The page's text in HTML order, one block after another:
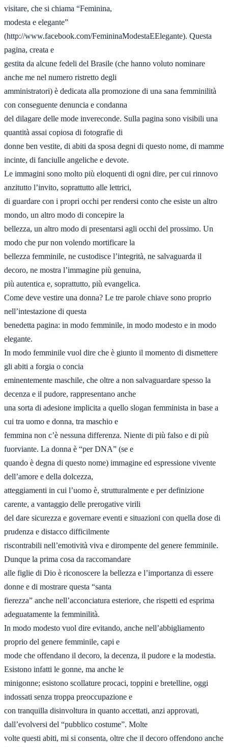
visitare, che si chiama “Feminina,
modesta e elegante”
(http://www.facebook.com/FemininaModestaEElegante). Questa
pagina, creata e
gestita da alcune fedeli del Brasile (che hanno voluto nominare
anche me nel numero ristretto degli
amministratori) è dedicata alla promozione di una sana femminilità
con conseguente denuncia e condanna
del dilagare delle mode invereconde. Sulla pagina sono visibili una
quantità assai copiosa di fotografie di
donne ben vestite, di abiti da sposa degni di questo nome, di mamme
incinte, di fanciulle angeliche e devote.
Le immagini sono molto più eloquenti di ogni dire, per cui rinnovo
anzitutto l’invito, soprattutto alle lettrici,
di guardare con i propri occhi per rendersi conto che esiste un altro
mondo, un altro modo di concepire la
bellezza, un altro modo di presentarsi agli occhi del prossimo. Un
modo che pur non volendo mortificare la
bellezza femminile, ne custodisce l’integrità, ne salvaguarda il
decoro, ne mostra l’immagine più genuina,
più autentica e, soprattutto, più evangelica.
Come deve vestire una donna? Le tre parole chiave sono proprio
nell’intestazione di questa
benedetta pagina: in modo femminile, in modo modesto e in modo
elegante.
In modo femminile vuol dire che è giunto il momento di dismettere
gli abiti a forgia o concia
eminentemente maschile, che oltre a non salvaguardare spesso la
decenza e il pudore, rappresentano anche
una sorta di adesione implicita a quello slogan femminista in base a
cui tra uomo e donna, tra maschio e
femmina non c’è nessuna differenza. Niente di più falso e di più
fuorviante. La donna è “per DNA” (se e
quando è degna di questo nome) immagine ed espressione vivente
dell’amore e della dolcezza,
atteggiamenti in cui l’uomo è, strutturalmente e per definizione
carente, a vantaggio delle prerogative virili
del dare sicurezza e governare eventi e situazioni con quella dose di
prudenza e distacco difficilmente
riscontrabili nell’emotività viva e dirompente del genere femminile.
Dunque la prima cosa da raccomandare
alle figlie di Dio è riconoscere la bellezza e l’importanza di essere
donne e di mostrare questa “santa
fierezza” anche nell’acconciatura esteriore, che rispetti ed esprima
adeguatamente la femminilità.
In modo modesto vuol dire evitando, anche nell’abbigliamento
proprio del genere femminile, capi e
mode che offendano il decoro, la decenza, il pudore e la modestia.
Esistono infatti le gonne, ma anche le
minigonne; esistono scollature procaci, toppini e bretelline, oggi
indossati senza troppa preoccupazione e
con tranquilla disinvoltura in quanto accettati, anzi approvati,
dall’evolversi del “pubblico costume”. Molte
volte questi abiti, mi si consenta, oltre che il decoro offendono anche